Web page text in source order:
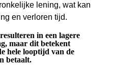
lening, wat kan
en verloren tijd.
in een lagere
maar dit betekent
hele looptijd van de
betaalt.